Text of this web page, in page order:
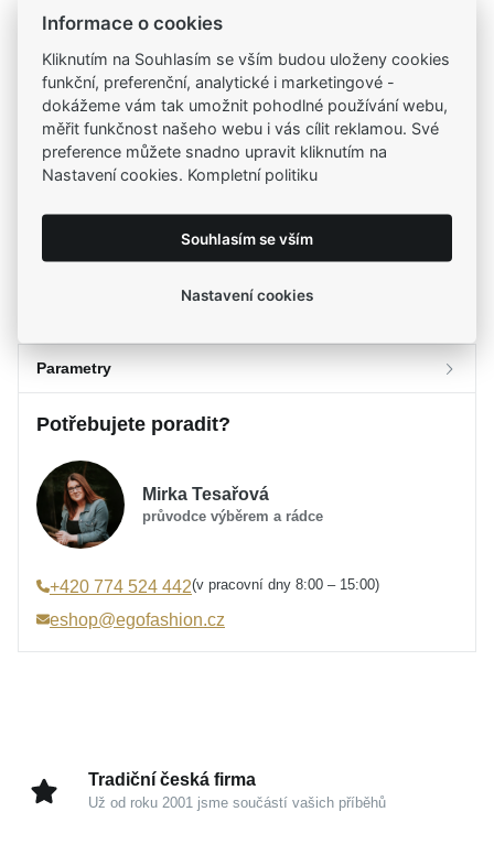
Široký výběr produktů
Na našem e-shopu máte výběr z tisíců šperků
Garance vysoké kvality
Certifikáty původu a kvality k vybraným šperkům
Kamenné prodejny
Parametry
Parametry a specifikace
Určení
Materiál
Stříbro 925/1000
Značka
Typ zapínání
Klapka - dámský patent
Výška náušnice
Šířka náušnice
4 mm
Úprava
Lesk, Rhodium
Hmotnost
2,7 g
Potřebujete poradit?
Mirka Tesařová
průvodce výběrem a rádce
+420 774 524 442(v pracovní dny 8:00 – 15:00)
eshop@egofashion.cz
Tradiční česká firma
Už od roku 2001 jsme součástí vašich příběhů
Informace o cookies
Kliknutím na Souhlasím se vším budou uloženy cookies
funkční, preferenční, analytické i marketingové -
dokážeme vám tak umožnit pohodlné používání webu,
měřit funkčnost našeho webu i vás cílit reklamou. Své
preference můžete snadno upravit kliknutím na
Nastavení cookies. Kompletní politiku
Souhlasím se vším
Nastavení cookies